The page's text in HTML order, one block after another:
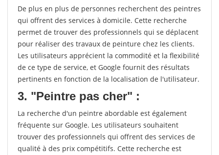
De plus en plus de personnes recherchent des peintres
qui offrent des services à domicile. Cette recherche
permet de trouver des professionnels qui se déplacent
pour réaliser des travaux de peinture chez les clients.
Les utilisateurs apprécient la commodité et la flexibilité
de ce type de service, et Google fournit des résultats
pertinents en fonction de la localisation de l'utilisateur.
3. "Peintre pas cher" :
La recherche d'un peintre abordable est également
fréquente sur Google. Les utilisateurs souhaitent
trouver des professionnels qui offrent des services de
qualité à des prix compétitifs. Cette recherche est